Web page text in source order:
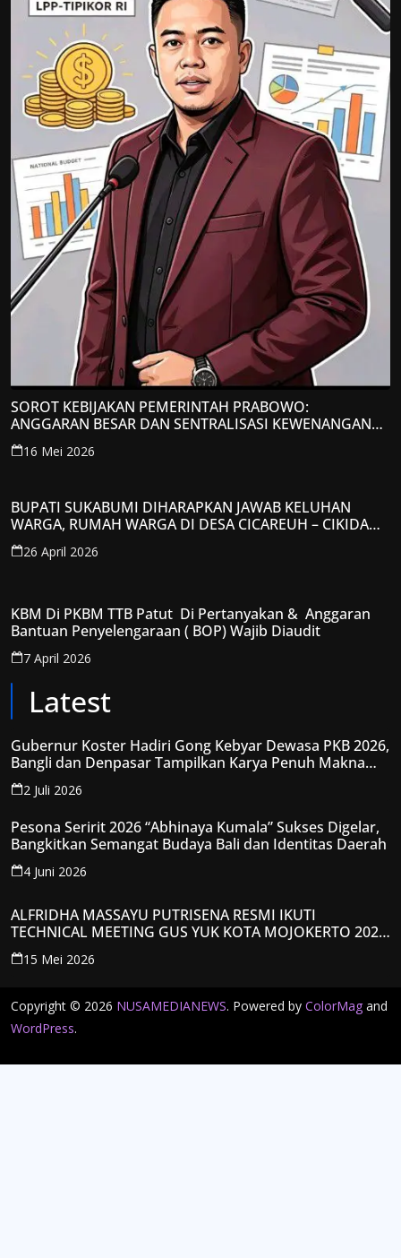
SOROT KEBIJAKAN PEMERINTAH PRABOWO:
ANGGARAN BESAR DAN SENTRALISASI KEWENANGAN
JADI PERHATIAN; LPP-TIPIKOR RI BERIKAN TANGGAPAN
KRITIS
16 Mei 2026
BUPATI SUKABUMI DIHARAPKAN JAWAB KELUHAN
WARGA, RUMAH WARGA DI DESA CICAREUH – CIKIDANG
DIAMBRUKAN
26 April 2026
KBM Di PKBM TTB Patut Di Pertanyakan & Anggaran
Bantuan Penyelengaraan ( BOP) Wajib Diaudit
7 April 2026
Latest
Gubernur Koster Hadiri Gong Kebyar Dewasa PKB 2026,
Bangli dan Denpasar Tampilkan Karya Penuh Makna
Spiritual
2 Juli 2026
Pesona Seririt 2026 “Abhinaya Kumala” Sukses Digelar,
Bangkitkan Semangat Budaya Bali dan Identitas Daerah
4 Juni 2026
ALFRIDHA MASSAYU PUTRISENA RESMI IKUTI
TECHNICAL MEETING GUS YUK KOTA MOJOKERTO 2026,
KANTONGI NOMOR PESERTA Y008
15 Mei 2026
Copyright © 2026 NUSAMEDIANEWS. Powered by ColorMag and
WordPress.